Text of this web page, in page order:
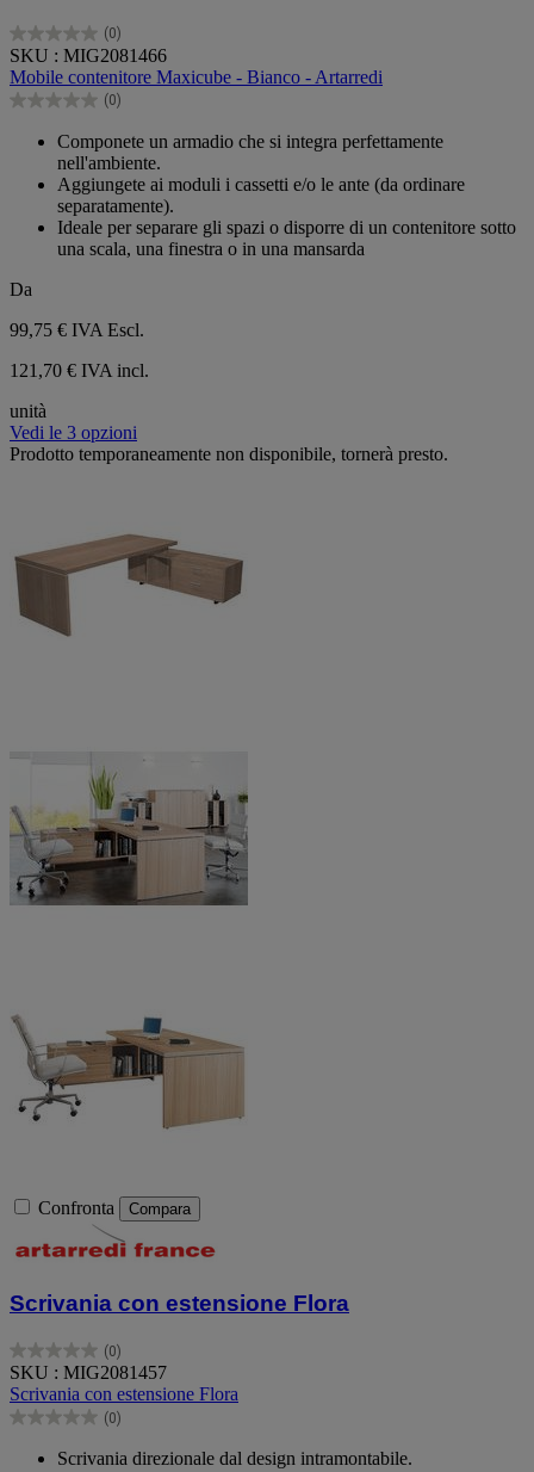
(0)
0.0
su
5
stelle.
SKU : MIG2081466
Mobile contenitore Maxicube - Bianco - Artarredi
(0)
0.0
Componete un armadio che si integra perfettamente
nell'ambiente.
Aggiungete ai moduli i cassetti e/o le ante (da ordinare
separatamente).
Ideale per separare gli spazi o disporre di un contenitore sotto
una scala, una finestra o in una mansarda
Da
99,75 € IVA Escl.
121,70 € IVA incl.
unità
Vedi le 3 opzioni
Prodotto temporaneamente non disponibile, tornerà presto.
Confronta Compara
Scrivania con estensione Flora
(0)
0.0
su
5
stelle.
SKU : MIG2081457
Scrivania con estensione Flora
(0)
0.0
Scrivania direzionale dal design intramontabile.